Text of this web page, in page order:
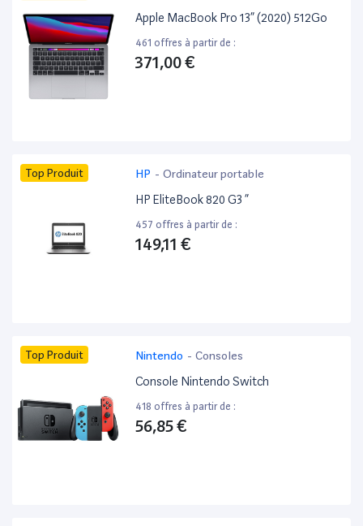
Apple MacBook Pro 13” (2020) 512Go
461 offres à partir de :
371,00 €
Top Produit HP - Ordinateur portable
HP EliteBook 820 G3 ”
457 offres à partir de :
149,11 €
Top Produit Nintendo - Consoles
Console Nintendo Switch
418 offres à partir de :
56,85 €